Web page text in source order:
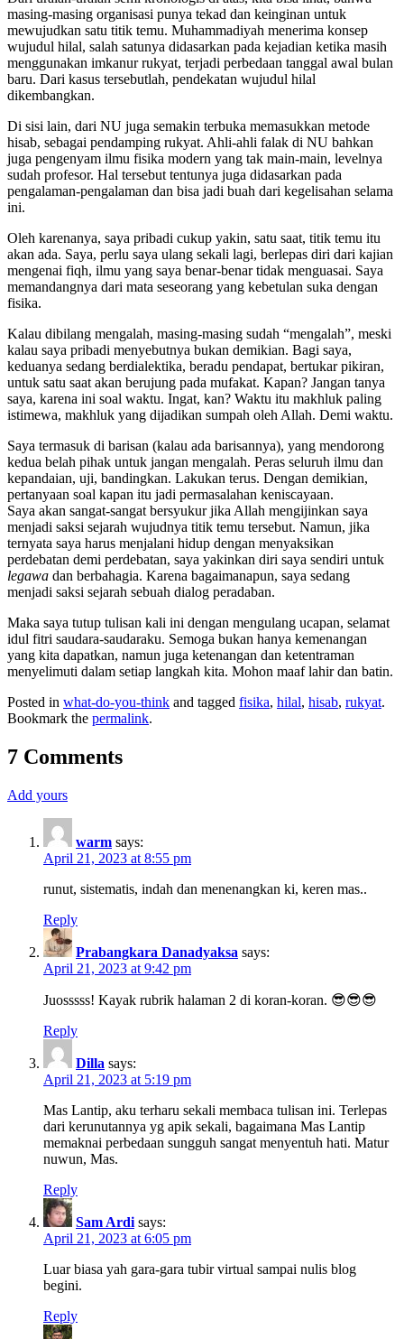
masing-masing organisasi punya tekad dan keinginan untuk
mewujudkan satu titik temu. Muhammadiyah menerima konsep
wujudul hilal, salah satunya didasarkan pada kejadian ketika masih
menggunakan imkanur rukyat, terjadi perbedaan tanggal awal bulan
baru. Dari kasus tersebutlah, pendekatan wujudul hilal
dikembangkan.
Di sisi lain, dari NU juga semakin terbuka memasukkan metode
hisab, sebagai pendamping rukyat. Ahli-ahli falak di NU bahkan
juga pengenyam ilmu fisika modern yang tak main-main, levelnya
sudah profesor. Hal tersebut tentunya juga didasarkan pada
pengalaman-pengalaman dan bisa jadi buah dari kegelisahan selama
ini.
Oleh karenanya, saya pribadi cukup yakin, satu saat, titik temu itu
akan ada. Saya, perlu saya ulang sekali lagi, berlepas diri dari kajian
mengenai fiqh, ilmu yang saya benar-benar tidak menguasai. Saya
memandangnya dari mata seseorang yang kebetulan suka dengan
fisika.
Kalau dibilang mengalah, masing-masing sudah “mengalah”, meski
kalau saya pribadi menyebutnya bukan demikian. Bagi saya,
keduanya sedang berdialektika, beradu pendapat, bertukar pikiran,
untuk satu saat akan berujung pada mufakat. Kapan? Jangan tanya
saya, karena ini soal waktu. Ingat, kan? Waktu itu makhluk paling
istimewa, makhluk yang dijadikan sumpah oleh Allah. Demi waktu.
Saya termasuk di barisan (kalau ada barisannya), yang mendorong
kedua belah pihak untuk jangan mengalah. Peras seluruh ilmu dan
kepandaian, uji, bandingkan. Lakukan terus. Dengan demikian,
pertanyaan soal kapan itu jadi permasalahan keniscayaan.
Saya akan sangat-sangat bersyukur jika Allah mengijinkan saya
menjadi saksi sejarah wujudnya titik temu tersebut. Namun, jika
ternyata saya harus menjalani hidup dengan menyaksikan
perdebatan demi perdebatan, saya yakinkan diri saya sendiri untuk
legawa dan berbahagia. Karena bagaimanapun, saya sedang
menjadi saksi sejarah sebuah dialog peradaban.
Maka saya tutup tulisan kali ini dengan mengulang ucapan, selamat
idul fitri saudara-saudaraku. Semoga bukan hanya kemenangan
yang kita dapatkan, namun juga ketenangan dan ketentraman
menyelimuti dalam setiap langkah kita. Mohon maaf lahir dan batin.
Posted in what-do-you-think and tagged fisika, hilal, hisab, rukyat.
Bookmark the permalink.
7 Comments
Add yours
warm says:
April 21, 2023 at 8:55 pm
runut, sistematis, indah dan menenangkan ki, keren mas..
Reply
Prabangkara Danadyaksa says:
April 21, 2023 at 9:42 pm
Juosssss! Kayak rubrik halaman 2 di koran-koran. 😎😎😎
Reply
Dilla says:
April 21, 2023 at 5:19 pm
Mas Lantip, aku terharu sekali membaca tulisan ini. Terlepas
dari kerunutannya yg apik sekali, bagaimana Mas Lantip
memaknai perbedaan sungguh sangat menyentuh hati. Matur
nuwun, Mas.
Reply
Sam Ardi says:
April 21, 2023 at 6:05 pm
Luar biasa yah gara-gara tubir virtual sampai nulis blog
begini.
Reply